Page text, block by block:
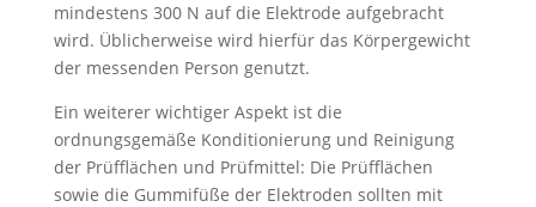
mindestens 300 N auf die Elektrode aufgebracht
wird. Üblicherweise wird hierfür das Körpergewicht
der messenden Person genutzt.
Ein weiterer wichtiger Aspekt ist die
ordnungsgemäße Konditionierung und Reinigung
der Prüfflächen und Prüfmittel: Die Prüfflächen
sowie die Gummifüße der Elektroden sollten mit